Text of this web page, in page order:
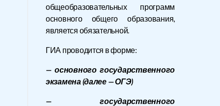
общеобразовательных программ
основного общего образования,
является обязательной.
ГИА проводится в форме:
— основного государственного
экзамена (далее — ОГЭ)
— государственного